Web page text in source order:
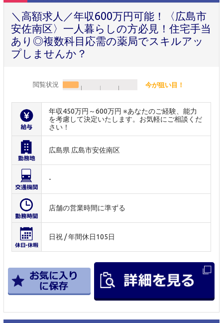
＼高額求人／年収600万円可能！〈広島市
安佐南区〉一人暮らしの方必見！住宅手当
あり◎複数科目応需の薬局でスキルアッ
プしませんか？
閲覧状況 今が狙い目！
年収450万円～600万円 ※あなたのご経験、能力
を考慮して決定いたします。お気軽にご相談くだ
さい！
広島県 広島市安佐南区
-
店舗の営業時間に準ずる
日祝 / 年間休日105日